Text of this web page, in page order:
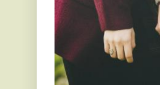
Hogyan tisztítsd a kapukat
megfelelően?
Mindannyian találkoztunk már azzal a
szeretett felületeink elvesztették régi
tisztaságukat. Ez különösen igaz, amikor
szerint választunk, ami gyakran speciális